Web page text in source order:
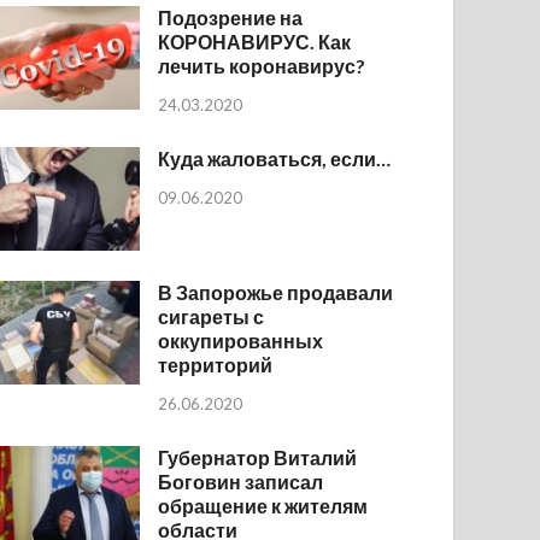
Подозрение на
КОРОНАВИРУС. Как
лечить коронавирус?
24.03.2020
Куда жаловаться, если…
09.06.2020
В Запорожье продавали
сигареты с
оккупированных
территорий
26.06.2020
Губернатор Виталий
Боговин записал
обращение к жителям
области